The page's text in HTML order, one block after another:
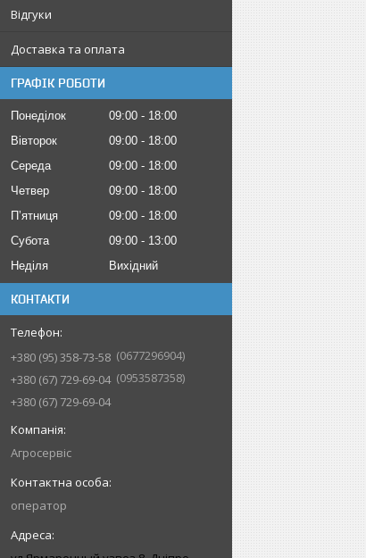
Відгуки
Доставка та оплата
ГРАФІК РОБОТИ
Понеділок 09:00
18:00
Вівторок
09:00
18:00
Середа
09:00
18:00
Четвер
09:00
18:00
Пʼятниця
09:00
18:00
Субота
09:00
13:00
Неділя
Вихідний
КОНТАКТИ
+380 (95) 358-73-58
0677296904
+380 (67) 729-69-04
0953587358
+380 (67) 729-69-04
Агросервіс
оператор